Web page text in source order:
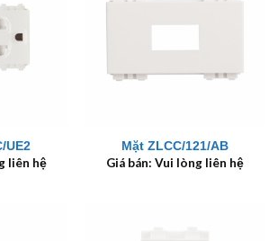
UE2
liên hệ
Mặt ZLCC/121/AB
Giá bán: Vui lòng liên hệ